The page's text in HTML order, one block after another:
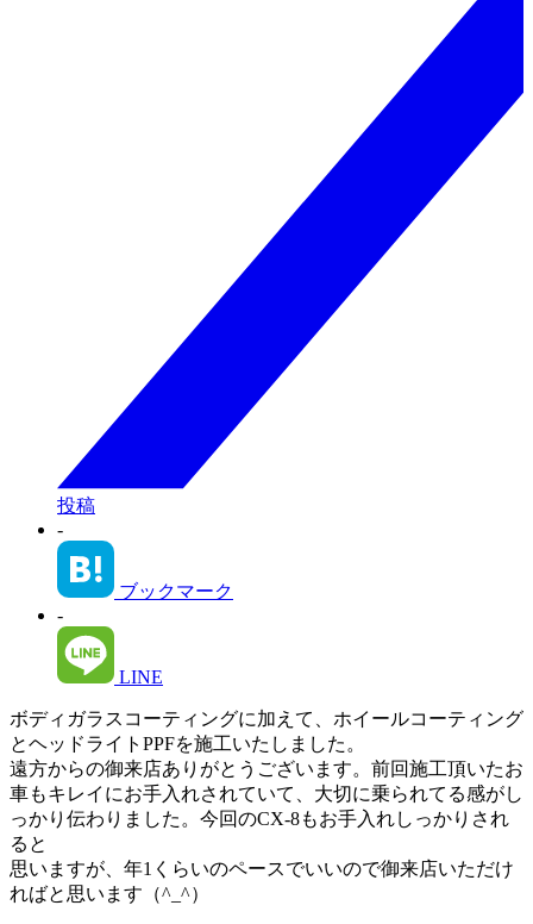
投稿
-
ブックマーク
-
LINE
ボディガラスコーティングに加えて、ホイールコーティング
とヘッドライトPPFを施工いたしました。
遠方からの御来店ありがとうございます。前回施工頂いたお
車もキレイにお手入れされていて、大切に乗られてる感がし
っかり伝わりました。今回のCX-8もお手入れしっかりされ
ると
思いますが、年1くらいのペースでいいので御来店いただけ
ればと思います（^_^）